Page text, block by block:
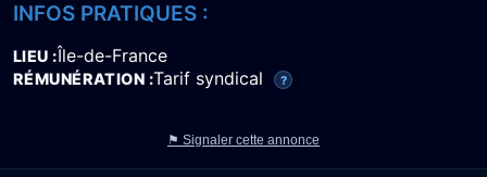
INFOS PRATIQUES :
LIEU Île-de-France
RÉMUNÉRATION Tarif syndical ?
⚑ Signaler cette annonce